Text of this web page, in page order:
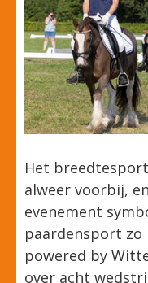
Het
alweer voorbij,
evenement
paardensport zo
powered by
over acht